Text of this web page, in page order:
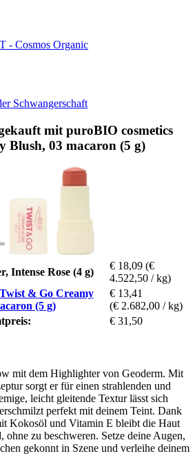
- Cosmos Organic
Schwangerschaft
mit puroBIO cosmetics
Blush, 03 macaron (5 g)
Intense Rose (4 g)
€ 18,09 (€
4.522,50 / kg)
& Go Creamy
(5 g)
€ 13,41
(€ 2.682,00 / kg)
€ 31,50
mit dem Highlighter von Geoderm. Mit
sorgt er für einen strahlenden und
leicht gleitende Textur lässt sich
perfekt mit deinem Teint. Dank
Kokosöl und Vitamin E bleibt die Haut
ohne zu beschweren. Setze deine Augen,
gekonnt in Szene und verleihe deinem